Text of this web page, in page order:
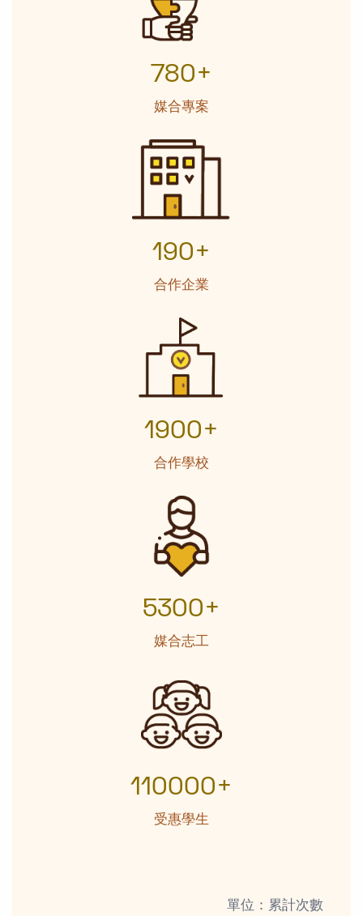
780+
媒合專案
190+
合作企業
1900+
合作學校
5300+
媒合志工
110000+
受惠學生
單位：累計次數